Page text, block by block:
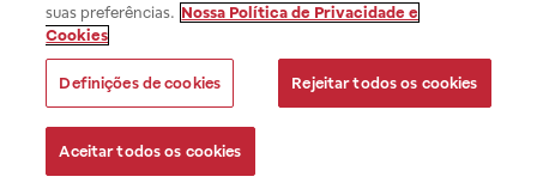
suas preferências. Nossa Política de Privacidade e
Cookies
Definições de cookies Rejeitar todos os cookies
Aceitar todos os cookies